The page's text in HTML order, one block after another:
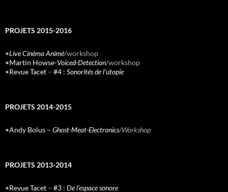
PROJETS 2015-2016
•Live Cinéma Animé/workshop
•Martin Howse-Voiced-Detection/workshop
•Revue Tacet – #4 : Sonorités de l’utopie
PROJETS 2014-2015
•Andy Bolus – Ghost-Meat-Electronics/Workshop
PROJETS 2013-2014
•Revue Tacet – #3 : De l’espace sonore